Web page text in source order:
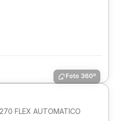
Foto 360º
FLEX AUTOMATICO